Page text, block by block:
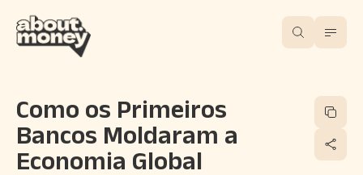
Como os Primeiros
Bancos Moldaram a
Economia Global